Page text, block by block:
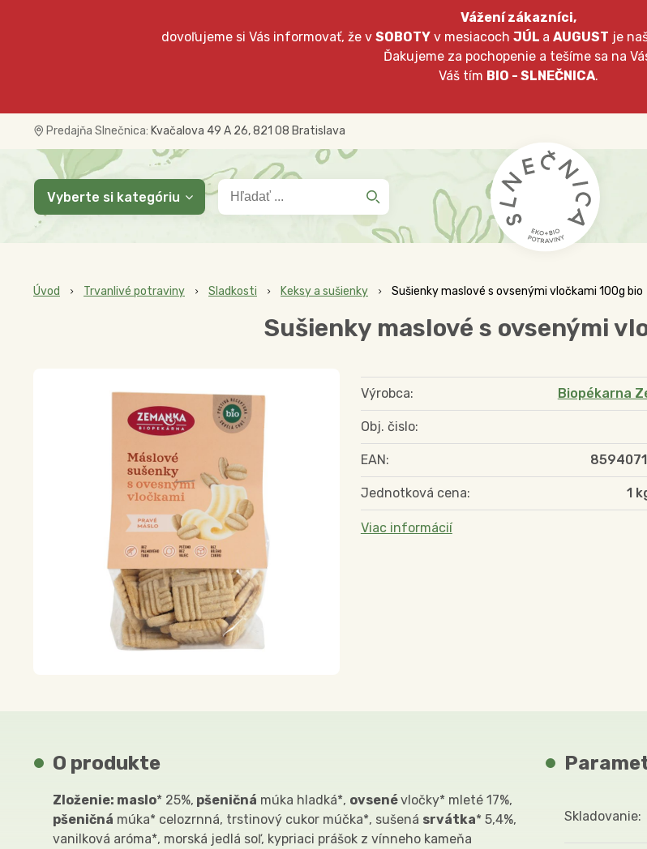
Vážení zákazníci,
dovoľujeme si Vás informovať, že v SOBOTYv mesiacoch JÚL a AUGUST je
Ďakujeme za pochopenie a tešíme sa na
Váš tím BIO - SLNEČNICA.
Predajňa Slnečnica: Kvačalova 49 A 26, 821 08 Bratislava
Úvod Trvanlivé potraviny Sladkosti Keksy a sušienky Sušienky maslové s ovsenými vločkami 100g bio
Sušienky maslové s ovsenými
Výrobca: Biopékarna
Obj. čislo:
EAN:
Jednotková cena: 1
Viac informácií
O produkte
Zloženie: maslo* 25%, pšeničná múka hladká*, ovsenévločky* mleté 17%,
pšeničná múka* celozrnná, trstinový cukor múčka*, sušená srvátka* 5,4%,
vanilková aróma*, morská jedlá soľ, kypriaci prášok z vínneho kameňa
Skladovanie
Vyberte si kategóriu